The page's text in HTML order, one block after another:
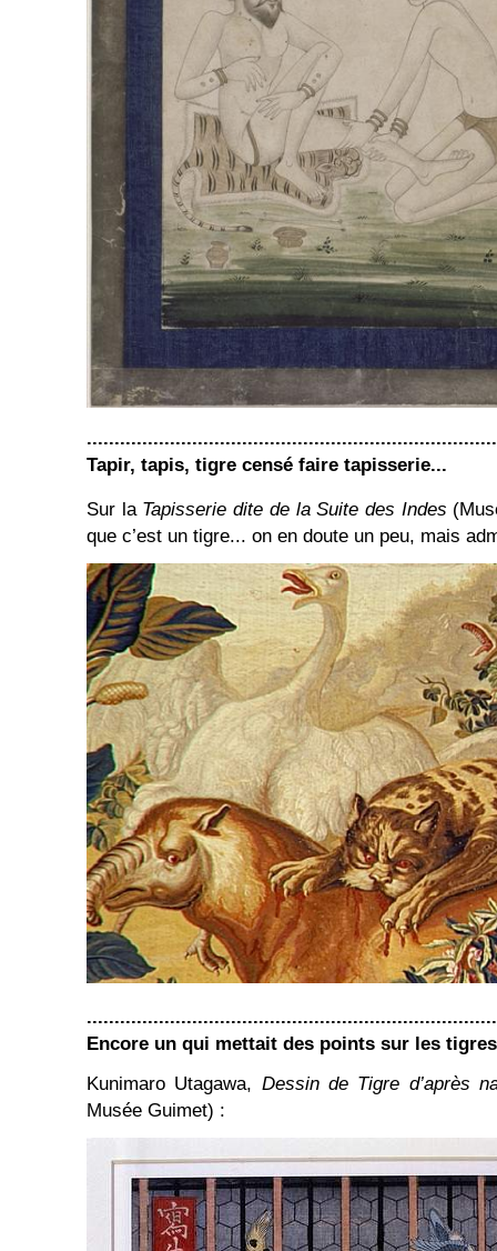
Tapir, tapis, tigre censé faire tapisserie...
Sur laTapisserie dite de la Suite des Indes
que c’est un tigre... on en doute un peu, mais
Encore un qui mettait des points sur les
Kunimaro Utagawa, Dessin de Tigre d’après
Musée Guimet) :